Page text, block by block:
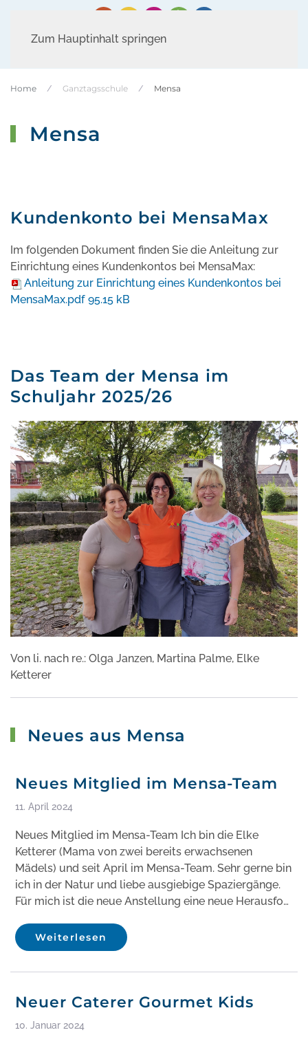
Zum Hauptinhalt springen
Home Ganztagsschule Mensa
Mensa
Kundenkonto bei MensaMax
Im folgenden Dokument finden Sie die Anleitung zur
Einrichtung eines Kundenkontos bei MensaMax:
Anleitung zur Einrichtung eines Kundenkontos bei
MensaMax.pdf 95.15 kB
Das Team der Mensa im
Schuljahr 2025/26
Von li. nach re.: Olga Janzen, Martina Palme, Elke
Ketterer
Neues aus Mensa
Neues Mitglied im Mensa-Team
11. April 2024
Neues Mitglied im Mensa-Team Ich bin die Elke
Ketterer (Mama von zwei bereits erwachsenen
Mädels) und seit April im Mensa-Team. Sehr gerne bin
ich in der Natur und liebe ausgiebige Spaziergänge.
Für mich ist die neue Anstellung eine neue Herausfo…
Weiterlesen
Neuer Caterer Gourmet Kids
10. Januar 2024